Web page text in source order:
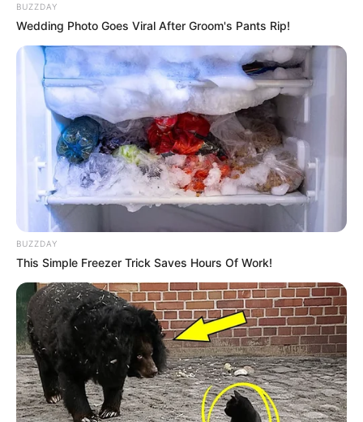
BUZZDAY
Wedding Photo Goes Viral After Groom's Pants Rip!
BUZZDAY
This Simple Freezer Trick Saves Hours Of Work!